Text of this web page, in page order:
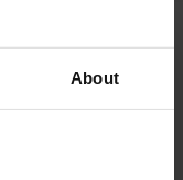
About